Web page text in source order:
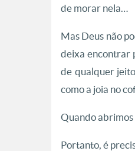
de morar nela…
Mas Deus não
deixa encontrar
de qualquer
como a joia no
Quando abrimos
Portanto, é